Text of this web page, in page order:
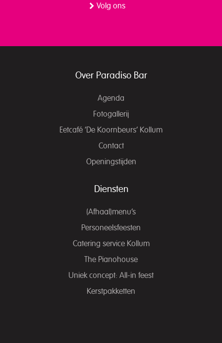
Volg ons
Over Paradiso Bar
Agenda
Fotogallerij
Eetcafé ‘De Koornbeurs’ Kollum
Contact
Openingstijden
Diensten
(Afhaal)menu’s
Personeelsfeesten
Catering service Kollum
The Pianohouse
Uniek concept: All-in feest
Kerstpakketten